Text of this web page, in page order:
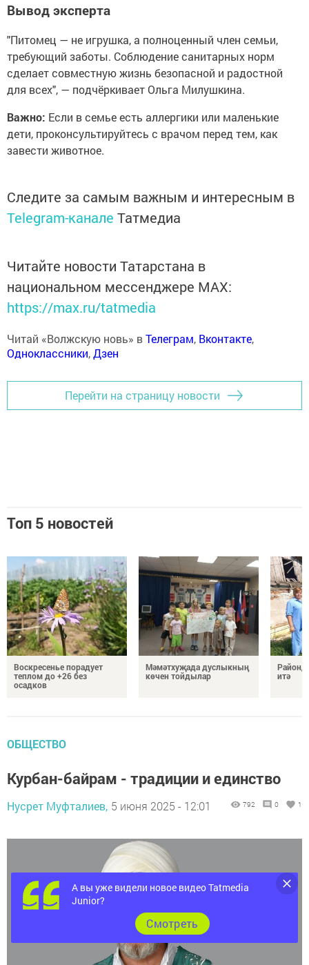
Вывод эксперта
"Питомец — не игрушка, а полноценный член семьи,
требующий заботы. Соблюдение санитарных норм
сделает совместную жизнь безопасной и радостной
для всех", — подчёркивает Ольга Милушкина.
Важно: Если в семье есть аллергики или маленькие
дети, проконсультируйтесь с врачом перед тем, как
завести животное.
Следите за самым важным и интересным в
Telegram-канале Татмедиа
Читайте новости Татарстана в
национальном мессенджере MАХ:
https://max.ru/tatmedia
Читай «Волжскую новь» вТелеграм, Вконтакте,
Одноклассники,Дзен
Перейти на страницу новости
Топ 5 новостей
Воскресенье порадует
теплом до +26 без
осадков
Мәмәтхуҗада дуслыкның
көчен тойдылар
итә
ОБЩЕСТВО
Курбан-байрам - традиции и единство
Нусрет Муфталиев, 5 июня 2025 - 12:01 792 0 1
А вы уже видели новое видео Tatmedia
Junior?
Cмотреть